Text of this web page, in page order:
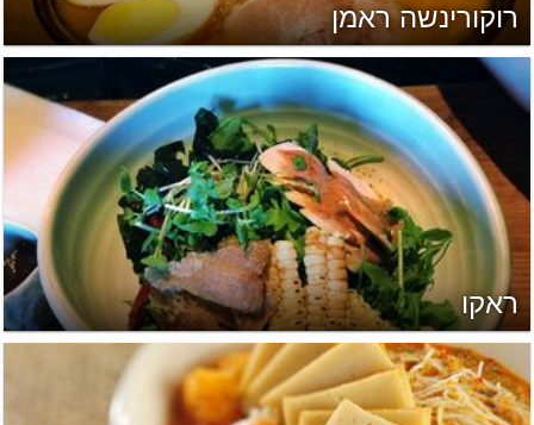
רוקורינשה ראמן
ראקו